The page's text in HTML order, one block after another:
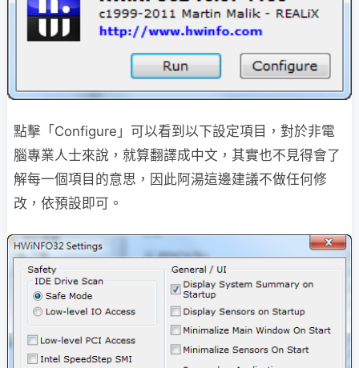
點擊「Configure」可以看到以下設定項目，對於非電
腦專業人士來說，就算翻譯成中文，其實也不見得會了
解每一個項目的意思，因此阿湯這邊建議不做任何修
改，依預設即可。